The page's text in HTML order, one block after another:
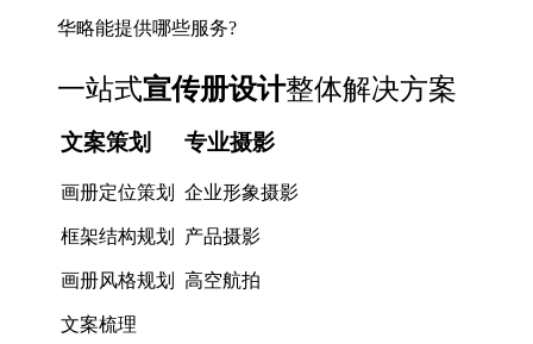
华略能提供哪些服务?
一站式宣传册设计整体解决方案
文案策划
画册定位策划
框架结构规划
画册风格规划
文案梳理
专业摄影
企业形象摄影
产品摄影
高空航拍